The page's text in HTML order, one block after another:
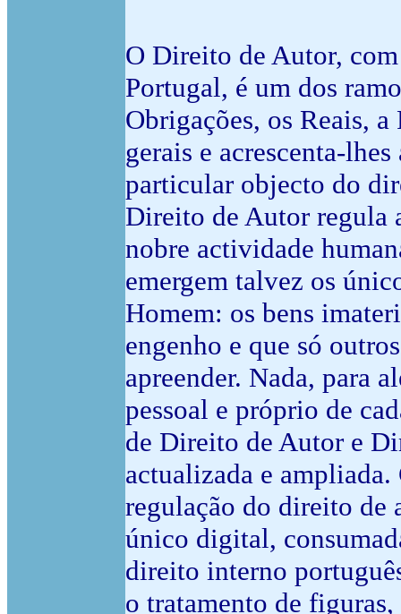
O Direito de Autor,
Portugal, é um dos
Obrigações, os Reais, a
gerais e acrescenta-
particular objecto do
Direito de Autor regula
nobre actividade
emergem talvez os
Homem: os bens
engenho e que só
apreender. Nada, para
pessoal e próprio de
de Direito de Autor e
actualizada e
regulação do direito de
único digital,
direito interno
o tratamento de figuras,